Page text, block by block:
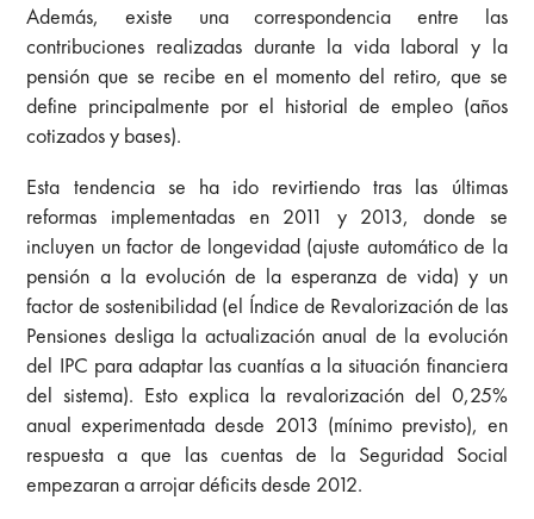
Además, existe una correspondencia entre las
contribuciones realizadas durante la vida laboral y la
pensión que se recibe en el momento del retiro, que se
define principalmente por el historial de empleo (años
cotizados y bases).
Esta tendencia se ha ido revirtiendo tras las últimas
reformas implementadas en 2011 y 2013, donde se
incluyen un factor de longevidad (ajuste automático de la
pensión a la evolución de la esperanza de vida) y un
factor de sostenibilidad (el Índice de Revalorización de las
Pensiones desliga la actualización anual de la evolución
del IPC para adaptar las cuantías a la situación financiera
del sistema). Esto explica la revalorización del 0,25%
anual experimentada desde 2013 (mínimo previsto), en
respuesta a que las cuentas de la Seguridad Social
empezaran a arrojar déficits desde 2012.